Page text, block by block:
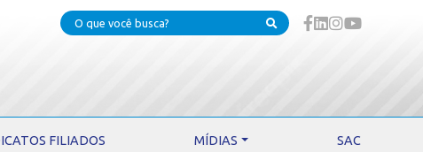
FILIADOS MÍDIAS SAC